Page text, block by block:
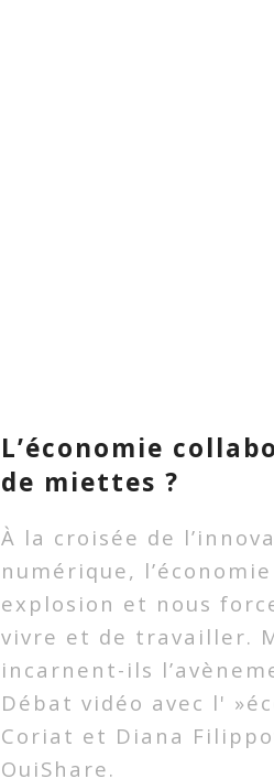
L’économie
de miettes ?
À la croisée de
numérique,
explosion et nous
vivre et de travailler.
incarnent-ils
Débat vidéo avec l'
Coriat et Diana
OuiShare.